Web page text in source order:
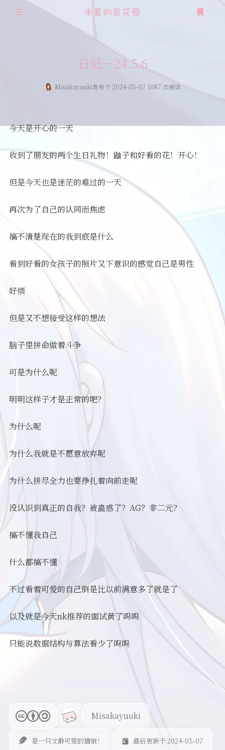
半夏的后花园
注册
日记—24.5.6
Misakayuuki发布于 2024-05-07 1087 次阅读
今天是开心的一天
收到了朋友的两个生日礼物！鼬子和好看的花！开心！
但是今天也是迷茫的难过的一天
再次为了自己的认同而焦虑
搞不清楚现在的我到底是什么
看到好看的女孩子的照片又下意识的感觉自己是男性
好烦
但是又不想接受这样的想法
脑子里拼命做着斗争
可是为什么呢
明明这样子才是正常的吧？
为什么呢
为什么我就是不愿意放弃呢
为什么拼尽全力也要挣扎着向前走呢
没认识到真正的自我？被蛊惑了？AG？非二元？
搞不懂我自己
什么都搞不懂
不过看着可爱的自己倒是比以前满意多了就是了
以及就是今天nk推荐的面试黄了呜呜
只能说数据结构与算法看少了呜呜
Misakayuuki
是一只文静可爱的猫娘！ 最后更新于 2024-05-07